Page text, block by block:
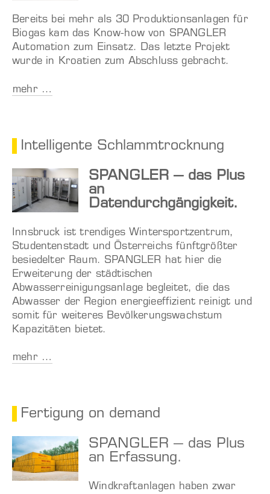
Bereits bei mehr als 30 Produktionsanlagen für
Biogas kam das Know-how von SPANGLER
Automation zum Einsatz. Das letzte Projekt
wurde in Kroatien zum Abschluss gebracht.
mehr …
Intelligente Schlammtrocknung
SPANGLER – das Plus
an
Datendurchgängigkeit.
Innsbruck ist trendiges Wintersportzentrum,
Studentenstadt und Österreichs fünftgrößter
besiedelter Raum. SPANGLER hat hier die
Erweiterung der städtischen
Abwasserreinigungsanlage begleitet, die das
Abwasser der Region energieeffizient reinigt und
somit für weiteres Bevölkerungswachstum
Kapazitäten bietet.
mehr …
Fertigung on demand
SPANGLER – das Plus
an Erfassung.
Windkraftanlagen haben zwar